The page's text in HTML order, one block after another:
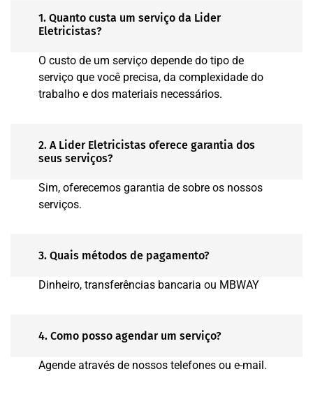
1. Quanto custa um serviço da Lider
Eletricistas?
O custo de um serviço depende do tipo de
serviço que você precisa, da complexidade do
trabalho e dos materiais necessários.
2. A Lider Eletricistas oferece garantia dos
seus serviços?
Sim, oferecemos garantia de sobre os nossos
serviços.
3. Quais métodos de pagamento?
Dinheiro, transferências bancaria ou MBWAY
4. Como posso agendar um serviço?
Agende através de nossos telefones ou e-mail.